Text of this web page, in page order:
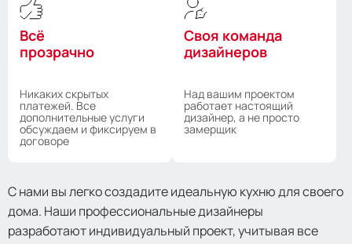
Всё
прозрачно
Никаких скрытых
платежей. Все
дополнительные услуги
обсуждаем и фиксируем в
договоре
Своя команда
дизайнеров
Над вашим проектом
работает настоящий
дизайнер, а не просто
замерщик
С нами вы легко создадите идеальную кухню для своего
дома. Наши профессиональные дизайнеры
разработают индивидуальный проект, учитывая все